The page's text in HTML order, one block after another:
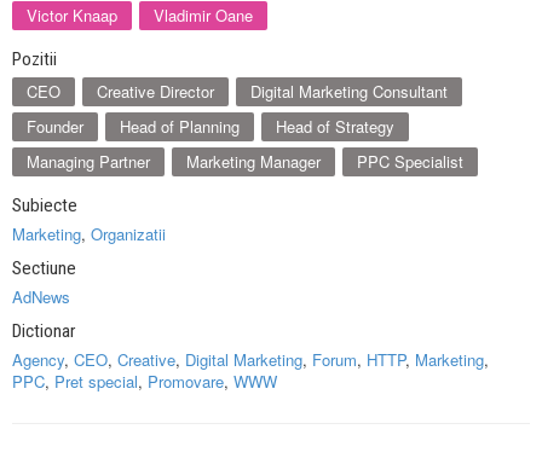
Victor Knaap
Vladimir Oane
Pozitii
CEO Creative Director
Digital Marketing Consultant
Founder
Head of Planning
Head of Strategy
Managing Partner
Marketing Manager PPC Specialist
Subiecte
Marketing, Organizatii
Sectiune
AdNews
Dictionar
Agency, CEO, Creative, Digital Marketing, Forum, HTTP, Marketing,
PPC, Pret special, Promovare, WWW